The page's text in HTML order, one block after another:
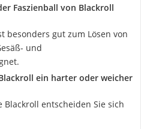
Faszienball von Blackroll
besonders gut zum Lösen von
und
ein harter oder weicher
entscheiden Sie sich